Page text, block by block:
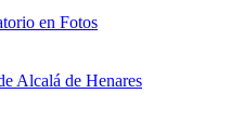
en Fotos
Alcalá de Henares